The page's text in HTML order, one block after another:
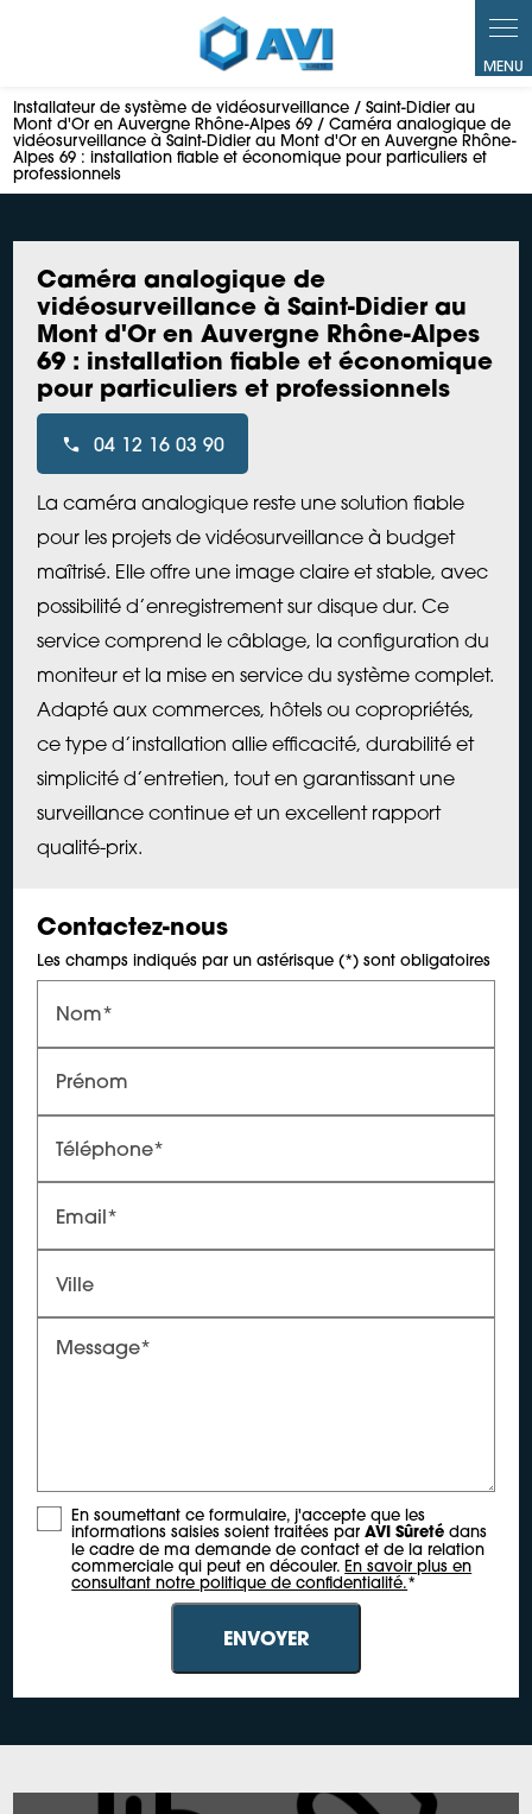
Installateur de système de vidéosurveillance / Saint-Didier au
Mont d'Or en Auvergne Rhône-Alpes 69 / Caméra analogique de
vidéosurveillance à Saint-Didier au Mont d'Or en Auvergne Rhône-
Alpes 69 : installation fiable et économique pour particuliers et
professionnels
Caméra analogique de
vidéosurveillance à Saint-Didier au
Mont d'Or en Auvergne Rhône-Alpes
69 : installation fiable et économique
pour particuliers et professionnels
04 12 16 03 90
La caméra analogique reste une solution fiable
pour les projets de vidéosurveillance à budget
maîtrisé. Elle offre une image claire et stable, avec
possibilité d’enregistrement sur disque dur. Ce
service comprend le câblage, la configuration du
moniteur et la mise en service du système complet.
Adapté aux commerces, hôtels ou copropriétés,
ce type d’installation allie efficacité, durabilité et
simplicité d’entretien, tout en garantissant une
surveillance continue et un excellent rapport
qualité-prix.
Contactez-nous
Les champs indiqués par un astérisque (*) sont obligatoires
Nom*
Prénom
Téléphone*
Email*
Ville
Message*
En soumettant ce formulaire, j'accepte que les
informations saisies soient traitées parAVI Sûreté dans
le cadre de ma demande de contact et de la relation
commerciale qui peut en découler.En savoir plus en
consultant notre politique de confidentialité.*
Panneau de gestion des cookies